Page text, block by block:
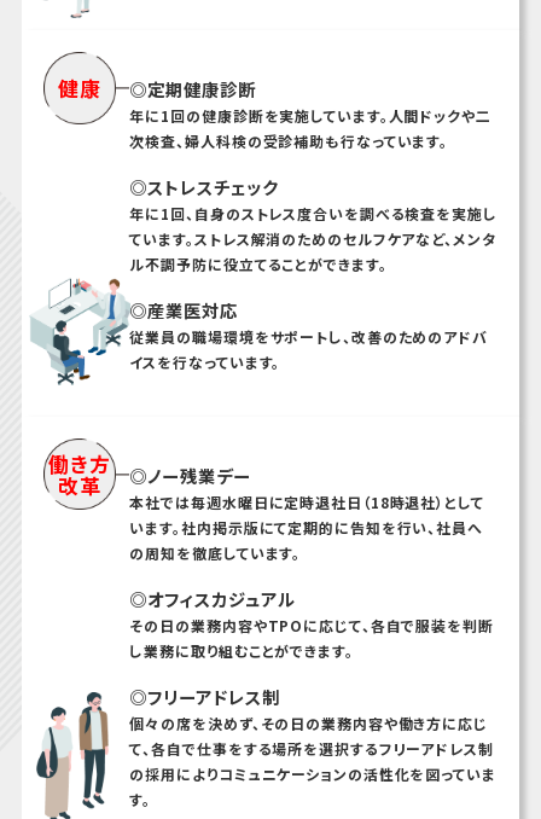
健康 ◎定期健康診断
年に1回の健康診断を実施しています。人間ドックや二
次検査、婦人科検の受診補助も行なっています。
◎ストレスチェック
年に1回、自身のストレス度合いを調べる検査を実施し
ています。ストレス解消のためのセルフケアなど、メンタ
ル不調予防に役立てることができます。
◎産業医対応
従業員の職場環境をサポートし、改善のためのアドバ
イスを行なっています。
働き方
改革 ◎ノー残業デー
本社では毎週水曜日に定時退社日（18時退社）として
います。社内掲示版にて定期的に告知を行い、社員へ
の周知を徹底しています。
◎オフィスカジュアル
その日の業務内容やTPOに応じて、各自で服装を判断
し業務に取り組むことができます。
◎フリーアドレス制
個々の席を決めず、その日の業務内容や働き方に応じ
て、各自で仕事をする場所を選択するフリーアドレス制
の採用によりコミュニケーションの活性化を図っていま
す。